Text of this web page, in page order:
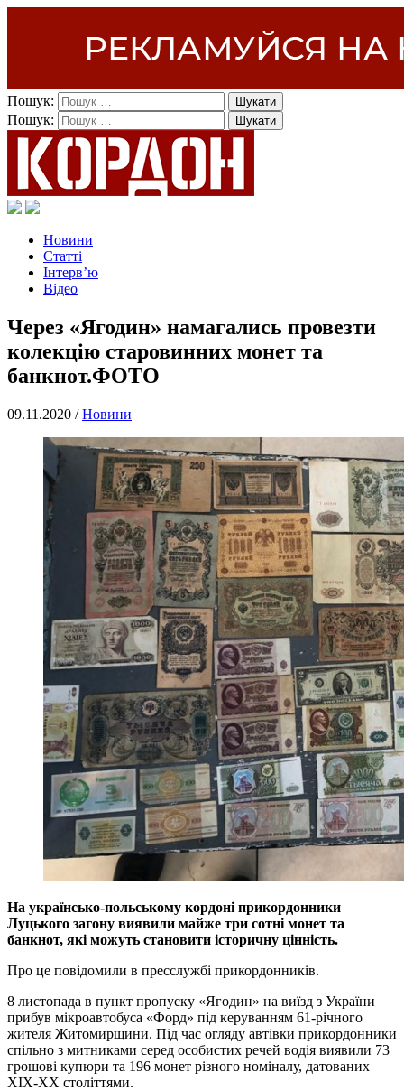
Пошук:
Пошук:
Новини
Статті
Інтерв’ю
Відео
Через «Ягодин» намагались провезти
колекцію старовинних монет та
банкнот.ФОТО
09.11.2020 /Новини
На українсько-польському кордоні прикордонники
Луцького загону виявили майже три сотні монет та
банкнот, які можуть становити історичну цінність.
Про це повідомили в пресслужбі прикордонників.
8 листопада в пункт пропуску «Ягодин» на виїзд з України
прибув мікроавтобуса «Форд» під керуванням 61-річного
жителя Житомирщини. Під час огляду автівки прикордонники
спільно з митниками серед особистих речей водія виявили 73
грошові купюри та 196 монет різного номіналу, датованих
XIX-XX століттями.